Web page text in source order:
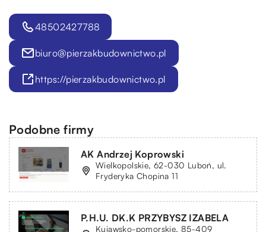
48502427788
biuro@pierzakbudownictwo.pl
https://pierzakbudownictwo.pl
Podobne firmy
AK Andrzej Koprowski
Wielkopolskie, 62-030 Luboń, ul.
Fryderyka Chopina 11
P.H.U. DK.K PRZYBYSZ IZABELA
Kujawsko-pomorskie, 85-409